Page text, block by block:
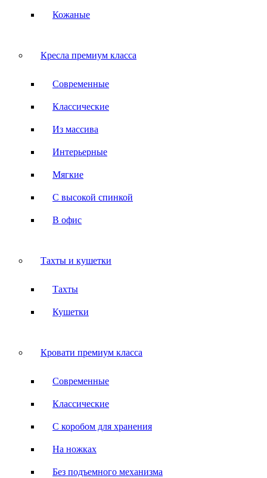
Кожаные
Кресла премиум класса
Современные
Классические
Из массива
Интерьерные
Мягкие
С высокой спинкой
В офис
Тахты и кушетки
Тахты
Кушетки
Кровати премиум класса
Современные
Классические
С коробом для хранения
На ножках
Без подъемного механизма